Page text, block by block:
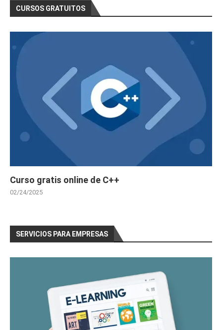
CURSOS GRATUITOS
Curso gratis online de C++
02/24/2025
SERVICIOS PARA EMPRESAS